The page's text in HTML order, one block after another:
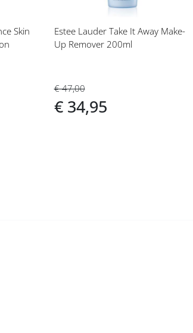
Skin
Estee Lauder Take It Away Make-
Up Remover 200ml
€ 47,00
€ 34,95